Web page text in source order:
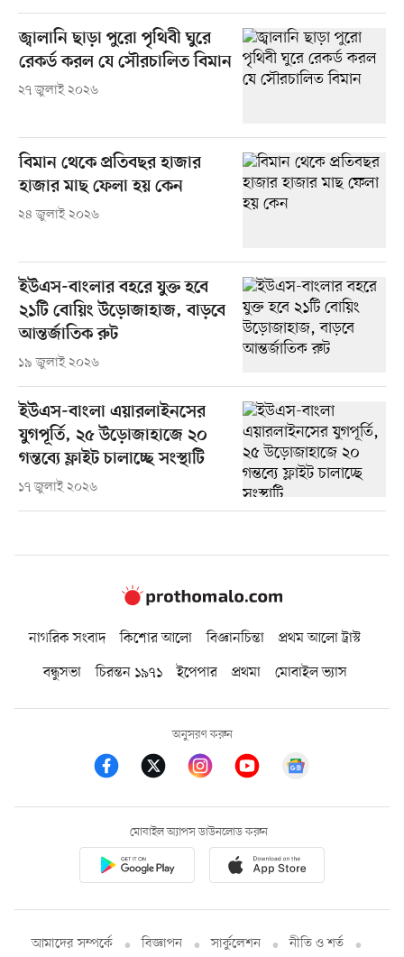
জ্বালানি ছাড়া পুরো পৃথিবী ঘুরে
রেকর্ড করল যে সৌরচালিত বিমান
২৭ জুলাই ২০২৬
বিমান থেকে প্রতিবছর হাজার
হাজার মাছ ফেলা হয় কেন
২৪ জুলাই ২০২৬
ইউএস-বাংলার বহরে যুক্ত হবে
২১টি বোয়িং উড়োজাহাজ, বাড়বে
আন্তর্জাতিক রুট
১৯ জুলাই ২০২৬
ইউএস-বাংলা এয়ারলাইনসের
যুগপূর্তি, ২৫ উড়োজাহাজে ২০
গন্তব্যে ফ্লাইট চালাচ্ছে সংস্থাটি
১৭ জুলাই ২০২৬
নাগরিক সংবাদ কিশোর আলো বিজ্ঞানচিন্তা
প্রথম আলো ট্রাস্ট
বন্ধুসভা
চিরন্তন ১৯৭১ ইপেপার প্রথমা মোবাইল ভ্যাস
অনুসরণ করুন
মোবাইল অ্যাপস ডাউনলোড করুন
আমাদের সম্পর্কে বিজ্ঞাপন সার্কুলেশন নীতি ও শর্ত